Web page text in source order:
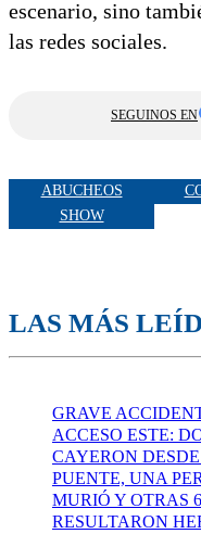
escenario, sino
las redes sociales.
SEGUINOS EN
ABUCHEOS
SHOW
LAS MÁS
GRAVE
ACCESO ESTE:
CAYERON
PUENTE, UNA
MURIÓ Y OTRAS 6
RESULTARON